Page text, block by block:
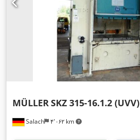
Salach ۴٬۰۶۲ km
MÜLLERSKZ 315-16.1.2 (UVV)